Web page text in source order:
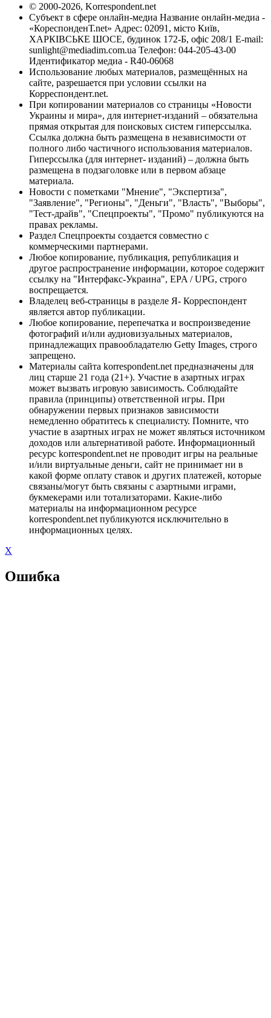
© 2000-2026, Korrespondent.net
Субъект в сфере онлайн-медиа Название онлайн-медиа -
«КореспонденТ.net» Адрес: 02091, місто Київ,
ХАРКІВСЬКЕ ШОСЕ, будинок 172-Б, офіс 208/1 E-mail:
sunlight@mediadim.com.ua Телефон: 044-205-43-00
Идентификатор медиа - R40-06068
Использование любых материалов, размещённых на
сайте, разрешается при условии ссылки на
Корреспондент.net.
При копировании материалов со страницы «Новости
Украины и мира», для интернет-изданий – обязательна
прямая открытая для поисковых систем гиперссылка.
Ссылка должна быть размещена в независимости от
полного либо частичного использования материалов.
Гиперссылка (для интернет- изданий) – должна быть
размещена в подзаголовке или в первом абзаце
материала.
Новости с пометками "Мнение", "Экспертиза",
"Заявление", "Регионы", "Деньги", "Власть", "Выборы",
"Тест-драйв", "Спецпроекты", "Промо" публикуются на
правах рекламы.
Раздел Спецпроекты создается совместно с
коммерческими партнерами.
Любое копирование, публикация, републикация и
другое распространение информации, которое содержит
ссылку на "Интерфакс-Украина", EPA / UPG, строго
воспрещается.
Владелец веб-страницы в разделе Я- Корреспондент
является автор публикации.
Любое копирование, перепечатка и воспроизведение
фотографий и/или аудиовизуальных материалов,
принадлежащих правообладателю Getty Images, строго
запрещено.
Материалы сайта korrespondent.net предназначены для
лиц старше 21 года (21+). Участие в азартных играх
может вызвать игровую зависимость. Соблюдайте
правила (принципы) ответственной игры. При
обнаружении первых признаков зависимости
немедленно обратитесь к специалисту. Помните, что
участие в азартных играх не может являться источником
доходов или альтернативой работе. Информационный
ресурс korrespondent.net не проводит игры на реальные
и/или виртуальные деньги, сайт не принимает ни в
какой форме оплату ставок и других платежей, которые
связаны/могут быть связаны с азартными играми,
букмекерами или тотализаторами. Какие-либо
материалы на информационном ресурсе
korrespondent.net публикуются исключительно в
информационных целях.
X
Ошибка